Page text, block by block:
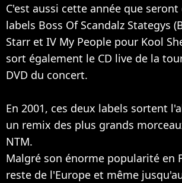
C'est aussi cette année que seront
labels Boss Of Scandalz Stategys
Starr et IV My People pour Kool
sort également le CD live de la
DVD du concert.
En 2001, ces deux labels sortent
un remix des plus grands
NTM.
Malgré son énorme popularité en
reste de l'Europe et même